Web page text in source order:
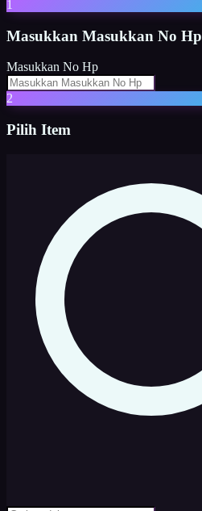
1
Masukkan Masukkan No Hp
Masukkan No Hp
2
Pilih Item